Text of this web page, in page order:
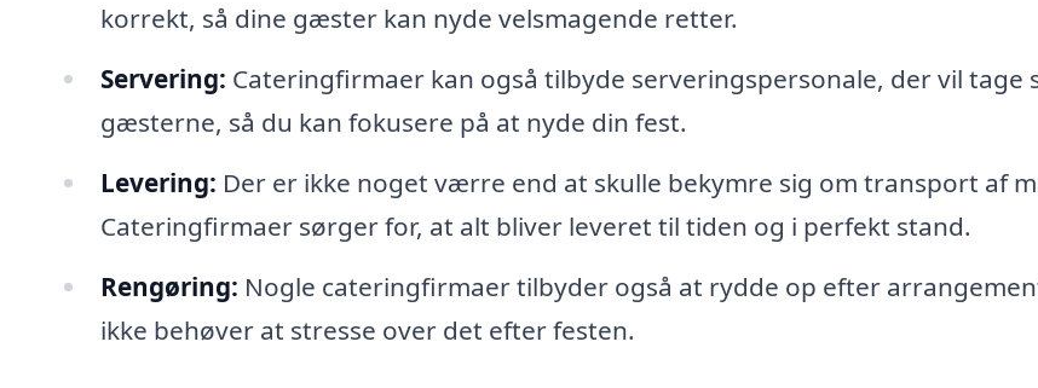
korrekt, så dine gæster kan nyde velsmagende retter.
Servering: Cateringfirmaer kan også tilbyde serveringspersonale, der vil tage
gæsterne, så du kan fokusere på at nyde din fest.
Levering: Der er ikke noget værre end at skulle bekymre sig om transport af
Cateringfirmaer sørger for, at alt bliver leveret til tiden og i perfekt stand.
Rengøring: Nogle cateringfirmaer tilbyder også at rydde op efter
ikke behøver at stresse over det efter festen.